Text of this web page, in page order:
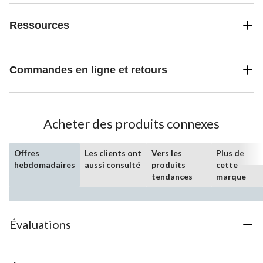
Ressources
Commandes en ligne et retours
Acheter des produits connexes
Offres
hebdomadaires
Les clients ont
aussi consulté
Vers les
produits
tendances
Plus de
cette
marque
Évaluations